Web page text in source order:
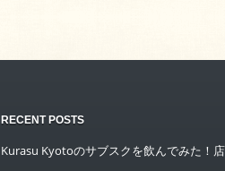
RECENT POSTS
Kurasu Kyotoのサブスクを飲んでみた！